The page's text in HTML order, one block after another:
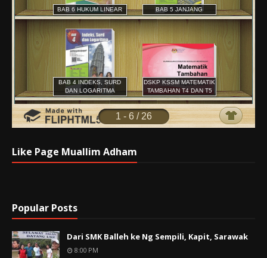
Like Page Muallim Adham
Popular Posts
Dari SMK Balleh ke Ng Sempili, Kapit, Sarawak
8:00 PM